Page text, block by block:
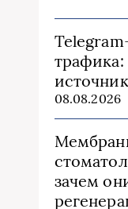
трафика:
08.08.2026
зачем